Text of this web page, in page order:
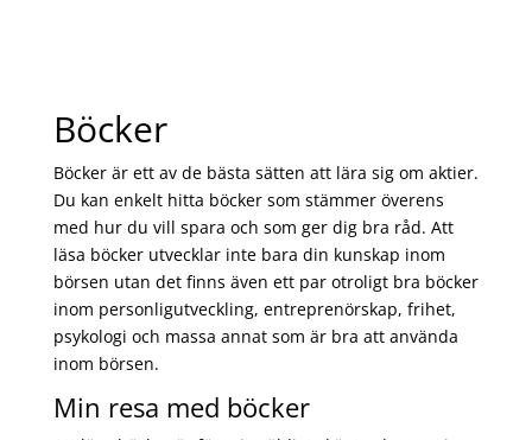
Böcker
Böcker är ett av de bästa sätten att lära sig om aktier.
Du kan enkelt hitta böcker som stämmer överens
med hur du vill spara och som ger dig bra råd. Att
läsa böcker utvecklar inte bara din kunskap inom
börsen utan det finns även ett par otroligt bra böcker
inom personligutveckling, entreprenörskap, frihet,
psykologi och massa annat som är bra att använda
inom börsen.
Min resa med böcker